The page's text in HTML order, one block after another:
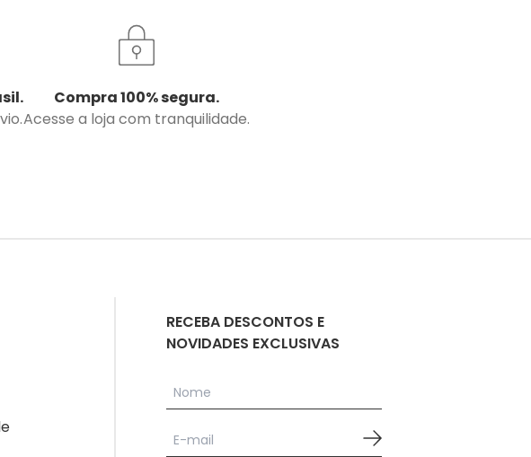
Compra 100% segura.
Acesse a loja com tranquilidade.
RECEBA DESCONTOS E
NOVIDADES EXCLUSIVAS